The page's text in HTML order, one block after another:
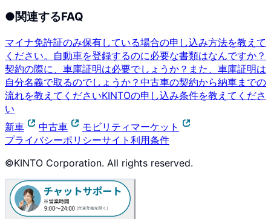
●関連するFAQ
マイナ免許証のみ保有している場合の申し込み方法を教えて
ください。 自動車を登録するのに必要な書類はなんですか？
契約の際に、車庫証明は必要でしょうか？また、車庫証明は
自分名義で取るのでしょうか？ 中古車の契約から納車までの
流れを教えてくださいKINTOの申し込み条件を教えてくださ
い
新車
中古車
モビリティマーケット
プライバシーポリシーサイト利用条件
©KINTO Corporation. All rights reserved.